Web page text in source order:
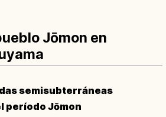
Jōmon en
semisubterráneas
período Jōmon